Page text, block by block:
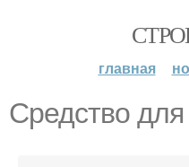
главная
Средство